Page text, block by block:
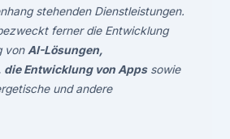
stehenden Dienstleistungen.
ferner die Entwicklung
von AI-Lösungen,
Entwicklung von Appssowie
und andere